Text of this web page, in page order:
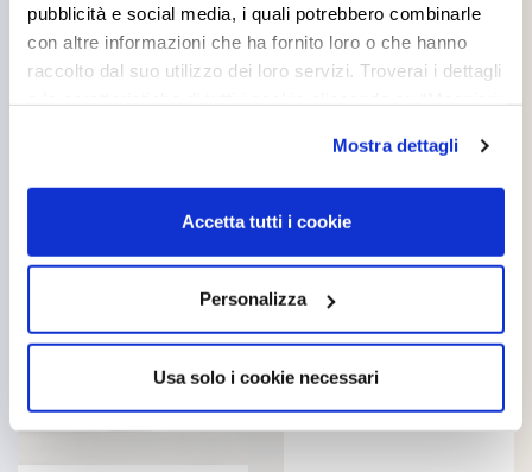
pubblicità e social media, i quali potrebbero combinarle
con altre informazioni che ha fornito loro o che hanno
raccolto dal suo utilizzo dei loro servizi. Troverai i dettagli
cookie accettare. Per ulteriori informazioni consulta
lacookie policy.
Mostra dettagli
Accetta tutti i cookie
Personalizza
Usa solo i cookie necessari
SAMOLAC
BRILLANTE
SEMILUCIDO